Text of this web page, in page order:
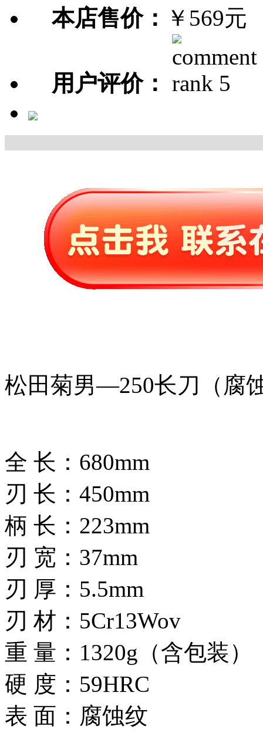
本店售价： ￥569元
用户评价：
松田菊男—250长刀（腐
全 长：680mm
刃 长：450mm
柄 长：223mm
刃 宽：37mm
刃 厚：5.5mm
刃 材：5Cr13Wov
重 量：1320g（含包装）
硬 度：59HRC
表 面：腐蚀纹